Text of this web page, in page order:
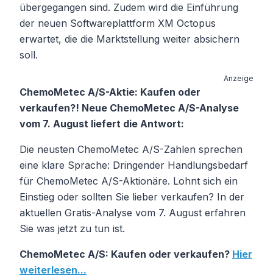
übergegangen sind. Zudem wird die Einführung
der neuen Softwareplattform XM Octopus
erwartet, die die Marktstellung weiter absichern
soll.
Anzeige
ChemoMetec A/S-Aktie: Kaufen oder
verkaufen?! Neue ChemoMetec A/S-Analyse
vom 7. August liefert die Antwort:
Die neusten ChemoMetec A/S-Zahlen sprechen
eine klare Sprache: Dringender Handlungsbedarf
für ChemoMetec A/S-Aktionäre. Lohnt sich ein
Einstieg oder sollten Sie lieber verkaufen? In der
aktuellen Gratis-Analyse vom 7. August erfahren
Sie was jetzt zu tun ist.
ChemoMetec A/S: Kaufen oder verkaufen? Hier
weiterlesen...